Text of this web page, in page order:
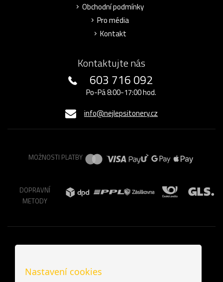
Obchodní podmínky
Pro média
Kontakt
Kontaktujte nás
603 716 092
Po-Pá 8:00-17:00 hod.
info@nejlepsitonery.cz
MOŽNOSTI PLATBY
DOPRAVNÍ
METODY
Nastavení cookies